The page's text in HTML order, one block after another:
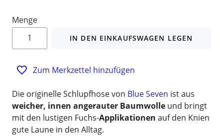
Menge
IN DEN EINKAUFSWAGEN LEGEN
Zum Merkzettel hinzufügen
Die originelle Schlupfhose von Blue Seven ist aus
weicher, innen angerauter Baumwolle und bringt
mit den lustigen Fuchs-Applikationen auf den Knien
gute Laune in den Alltag.